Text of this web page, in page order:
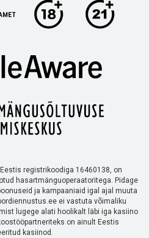
registrikoodiga 16460138, on
hasartmänguoperaatoritega. Pidage
ja kampaaniaid igal ajal muuta
ei vastuta võimaliku
lugege alati hoolikalt läbi iga kasiino
on ainult Eestis
kasiinod.